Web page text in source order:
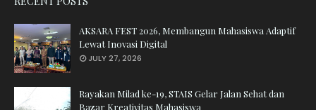
AKSARA FEST 2026, Membangun Mahasiswa Adaptif
Lewat Inovasi Digital
JULY 27, 2026
Rayakan Milad ke-19, STAIS Gelar Jalan Sehat dan
Bazar Kreativitas Mahasiswa